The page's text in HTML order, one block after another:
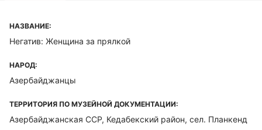
НАЗВАНИЕ:
Негатив: Женщина за прялкой
НАРОД:
Азербайджанцы
ТЕРРИТОРИЯ ПО МУЗЕЙНОЙ ДОКУМЕНТАЦИИ:
Азербайджанская ССР, Кедабекский район, сел. Планкенд